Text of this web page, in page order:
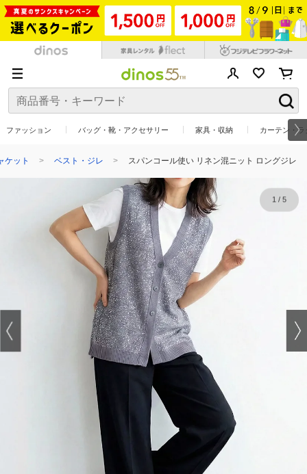
ファッション バッグ・靴・アクセサリー 家具・収納 カーテン・
ケット ベスト・ジレ スパンコール使い リネン混ニット ロングジレ
1/ 5